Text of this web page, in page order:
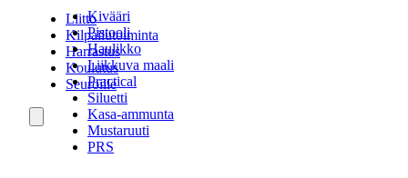
Kivääri
Pistooli
Haulikko
Liikkuva maali
Practical
Siluetti
Kasa-ammunta
Mustaruuti
PRS
Liitto
Kilpailutoiminta
Harrastus
Koulutus
Seuroille